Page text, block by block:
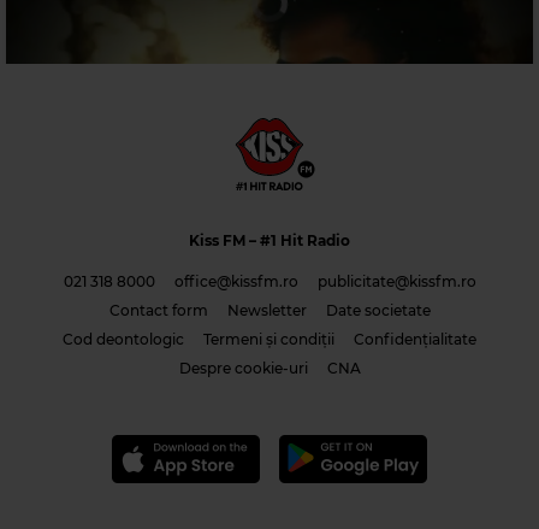
Magic 80s Hits
Costi & Adrian Saguna & Benzol – Solo tu -1
Kiss FM – #1 Hit Radio
021 318 8000 office@kissfm.ro
publicitate@kissfm.ro
Contact form
Newsletter
Date societate
Cod deontologic
Termeni și condiții
Confidențialitate
Despre cookie-uri
CNA